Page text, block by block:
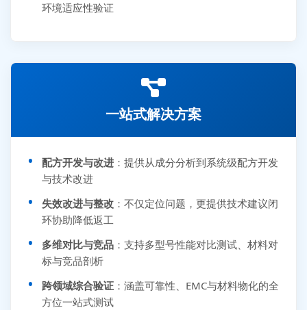
环境适应性验证
一站式解决方案
配方开发与改进 ：提供从成分分析到系统级配方开发
与技术改进
失效改进与整改 ：不仅定位问题，更提供技术建议闭
环协助降低返工
多维对比与竞品 ：支持多型号性能对比测试、材料对
标与竞品剖析
跨领域综合验证 ：涵盖可靠性、EMC与材料物化的全
方位一站式测试